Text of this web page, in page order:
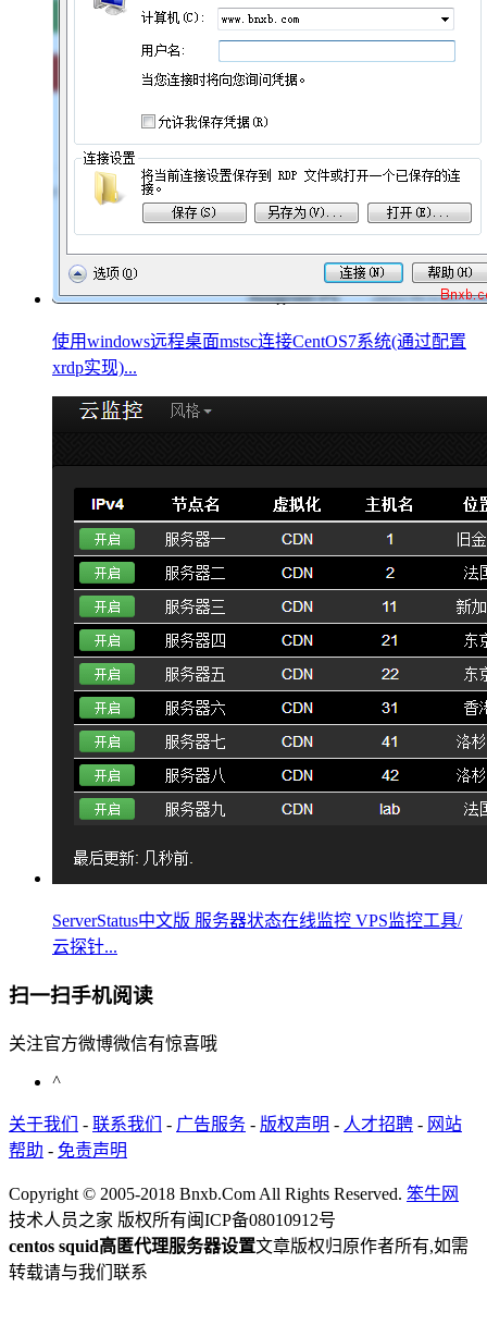
使用windows远程桌面mstsc连接CentOS7系统(通过配置
xrdp实现)...
ServerStatus中文版 服务器状态在线监控 VPS监控工具/
云探针...
扫一扫手机阅读
关注官方微博微信有惊喜哦
^
关于我们 - 联系我们 - 广告服务 - 版权声明 - 人才招聘 - 网站
帮助 - 免责声明
Copyright © 2005-2018 Bnxb.Com All Rights Reserved. 笨牛网
技术人员之家 版权所有闽ICP备08010912号
centos squid高匿代理服务器设置文章版权归原作者所有,如需
转载请与我们联系